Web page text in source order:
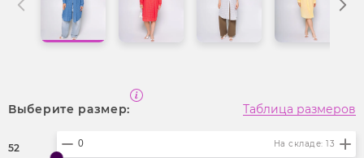
Выберите размер: Таблица размеров
52 На складе: 13